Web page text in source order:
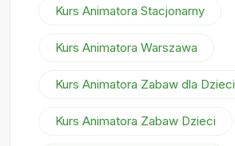
Kurs Animatora Stacjonarny
Kurs Animatora Warszawa
Kurs Animatora Zabaw dla Dzieci
Kurs Animatora Zabaw Dzieci